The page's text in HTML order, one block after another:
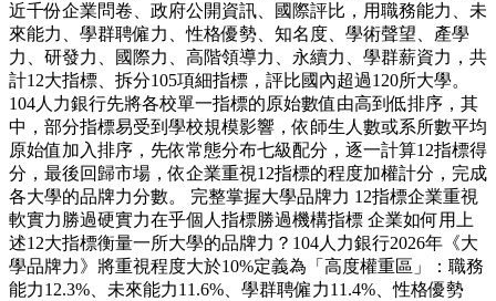
近千份企業問卷、政府公開資訊、國際評比，用職務能力、未
來能力、學群聘僱力、性格優勢、知名度、學術聲望、產學
力、研發力、國際力、高階領導力、永續力、學群薪資力，共
計12大指標、拆分105項細指標，評比國內超過120所大學。
104人力銀行先將各校單一指標的原始數值由高到低排序，其
中，部分指標易受到學校規模影響，依師生人數或系所數平均
原始值加入排序，先依常態分布七級配分，逐一計算12指標得
分，最後回歸市場，依企業重視12指標的程度加權計分，完成
各大學的品牌力分數。 完整掌握大學品牌力 12指標企業重視
軟實力勝過硬實力在乎個人指標勝過機構指標 企業如何用上
述12大指標衡量一所大學的品牌力？104人力銀行2026年《大
學品牌力》將重視程度大於10%定義為「高度權重區」：職務
能力12.3%、未來能力11.6%、學群聘僱力11.4%、性格優勢